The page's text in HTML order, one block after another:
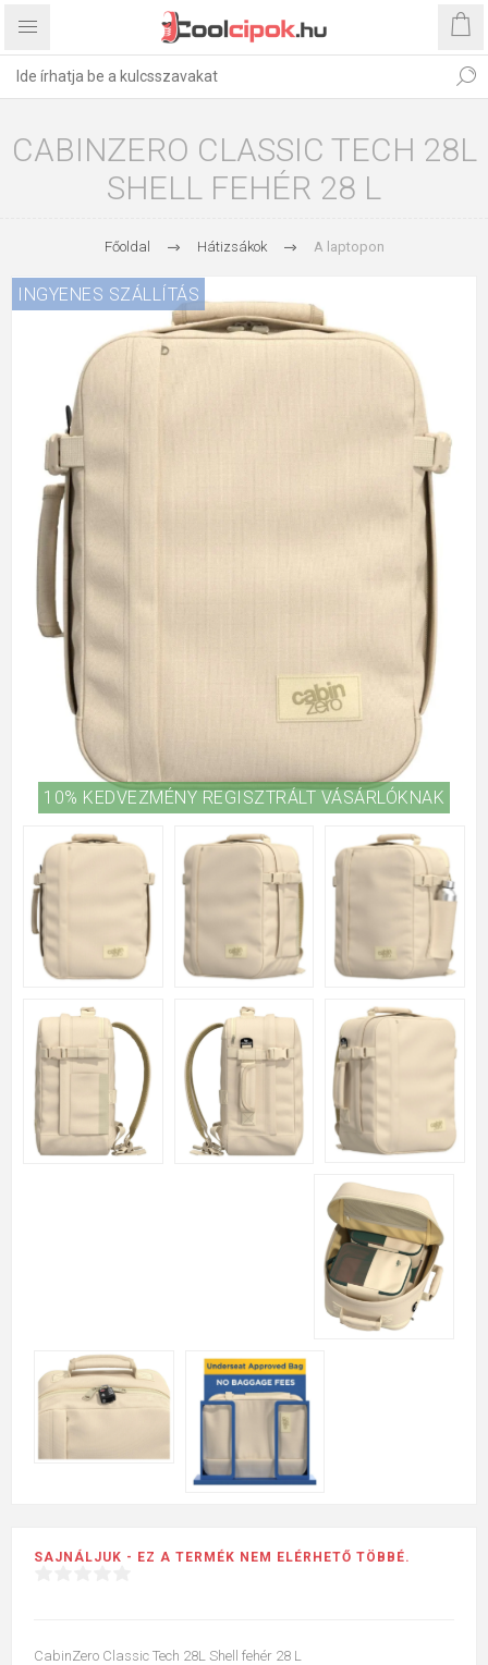
CABINZERO CLASSIC TECH 28L
SHELL FEHÉR 28 L
Főoldal Hátizsákok A laptopon
INGYENES SZÁLLÍTÁS
10% KEDVEZMÉNY REGISZTRÁLT VÁSÁRLÓKNAK
SAJNÁLJUK - EZ A TERMÉK NEM ELÉRHETŐ TÖBBÉ.
CabinZero Classic Tech 28L Shell fehér 28 L